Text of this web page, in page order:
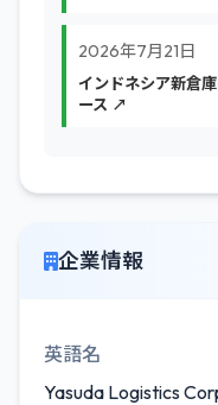
2026年7月21日
インドネシア新倉
ース ↗
企業情報
英語名
Yasuda Logistics